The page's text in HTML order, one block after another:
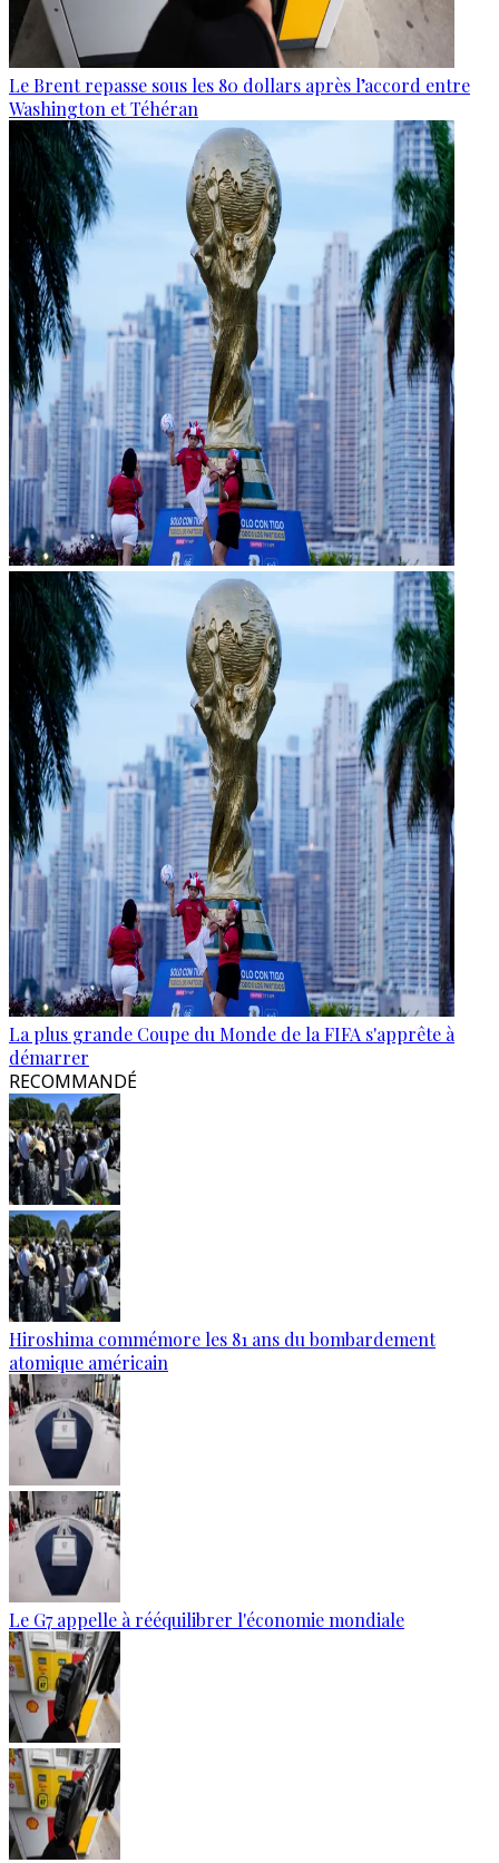
Le Brent repasse sous les 80 dollars après l’accord entre
Washington et Téhéran
La plus grande Coupe du Monde de la FIFA s'apprête à
démarrer
RECOMMANDÉ
Hiroshima commémore les 81 ans du bombardement
atomique américain
Le G7 appelle à rééquilibrer l'économie mondiale